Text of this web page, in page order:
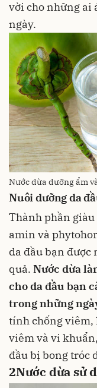
vời cho những ai
ngày.
Nước dừa dưỡng ẩm
Nuôi dưỡng da
Thành phần giàu
amin và
da đầu bạn
quả. Nước dừa
cho da đầu bạn
trong những
tính chống viêm,
viêm và vi
đầu bị bong tróc
2Nước dừa sử